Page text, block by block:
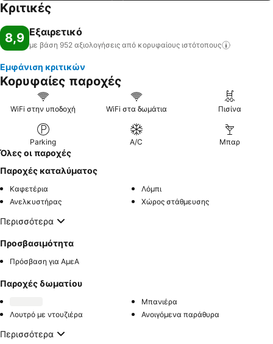
Κριτικές
8,9 Εξαιρετικό
με βάση 952 αξιολογήσεις από κορυφαίους ιστότοπους
Εμφάνιση κριτικών
Κορυφαίες παροχές
WiFi στην υποδοχή WiFi στα δωμάτια Πισίνα
Parking A/C Μπαρ
Όλες οι παροχές
Παροχές καταλύματος
Καφετέρια
Λόμπι
Ανελκυστήρας
Χώρος στάθμευσης
Περισσότερα
Προσβασιμότητα
Πρόσβαση για ΑμεΑ
Παροχές δωματίου
Μπανιέρα
Λουτρό με ντουζιέρα
Ανοιγόμενα παράθυρα
Περισσότερα